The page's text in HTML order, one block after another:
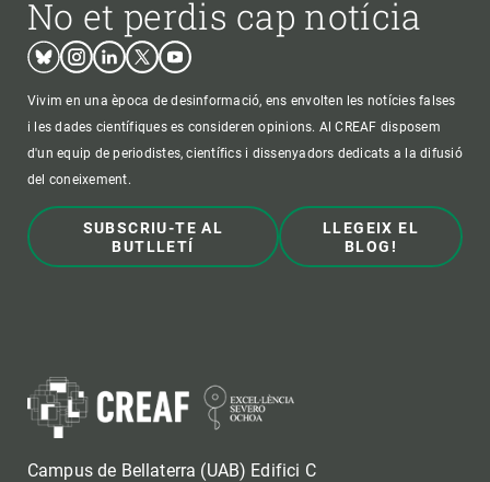
No et perdis cap notícia
BlueskyInstagram
LinkedinTwitterYoutube
Vivim en una època de desinformació, ens envolten les notícies falses
i les dades científiques es consideren opinions. Al CREAF disposem
d'un equip de periodistes, científics i dissenyadors dedicats a la difusió
del coneixement.
SUBSCRIU-TE AL
BUTLLETÍ
LLEGEIX EL
BLOG!
Campus de Bellaterra (UAB) Edifici C